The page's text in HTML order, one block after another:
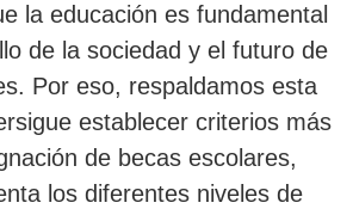
la educación es fundamental
de la sociedad y el futuro de
Por eso, respaldamos esta
establecer criterios más
de becas escolares,
los diferentes niveles de